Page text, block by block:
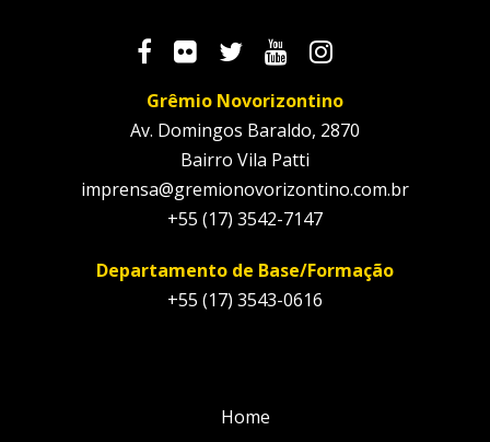
Grêmio Novorizontino
Av. Domingos Baraldo, 2870
Bairro Vila Patti
imprensa@gremionovorizontino.com.br
+55 (17) 3542-7147
Departamento de Base/Formação
+55 (17) 3543-0616
Home